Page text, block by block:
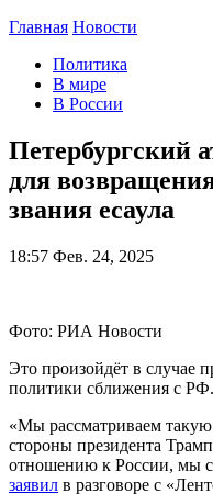
Главная Новости
Политика
В мире
В России
Петербургский
для
звания есаула
18:57 Фев. 24, 2025
Фото: РИА Новости
Это произойдёт в случае
политики сближения с РФ.
«Мы рассматриваем
стороны президента
отношению к России, мы
заявил в разговоре с